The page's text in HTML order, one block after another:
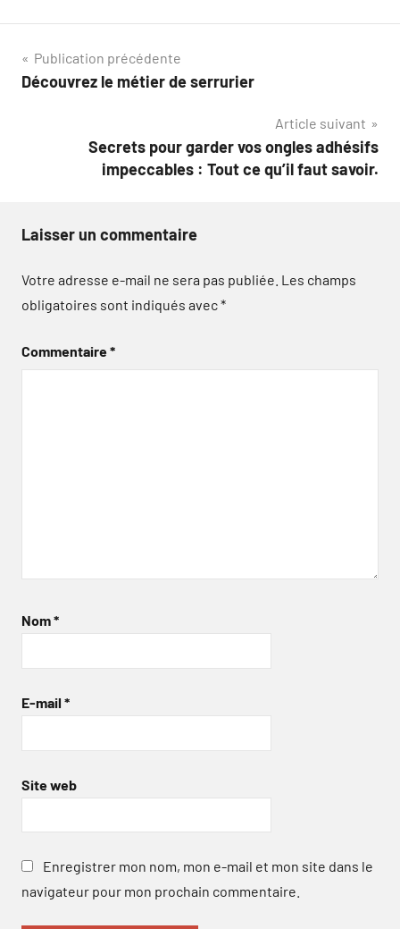
Navigation
de
Publication précédente
Découvrez le métier de serrurier
Article suivant
Secrets pour garder vos ongles adhésifs
impeccables : Tout ce qu’il faut savoir.
Laisser un commentaire
Votre adresse e-mail ne sera pas publiée. Les champs
obligatoires sont indiqués avec*
Commentaire*
Nom*
E-mail *
Site web
Enregistrer mon nom, mon e-mail et mon site dans le
navigateur pour mon prochain commentaire.